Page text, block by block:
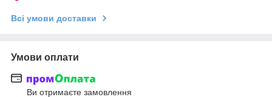
Всі умови доставки
Умови оплати
Ви отримаєте замовлення